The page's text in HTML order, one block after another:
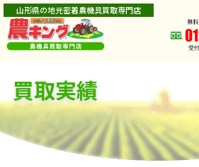
山形県の地元密着農機具買取専門店
買取実績